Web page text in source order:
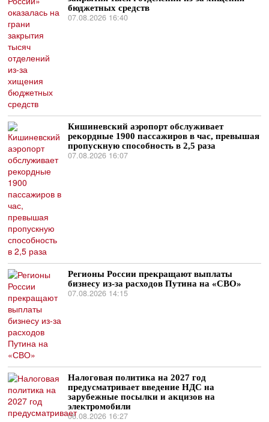
бюджетных средств
07.08.2026 16:40
Кишиневский аэропорт обслуживает
рекордные 1900 пассажиров в час, превышая
пропускную способность в 2,5 раза
07.08.2026 16:07
Регионы России прекращают выплаты
бизнесу из-за расходов Путина на «СВО»
07.08.2026 14:15
Налоговая политика на 2027 год
предусматривает введение НДС на
зарубежные посылки и акцизов на
электромобили
06.08.2026 16:27